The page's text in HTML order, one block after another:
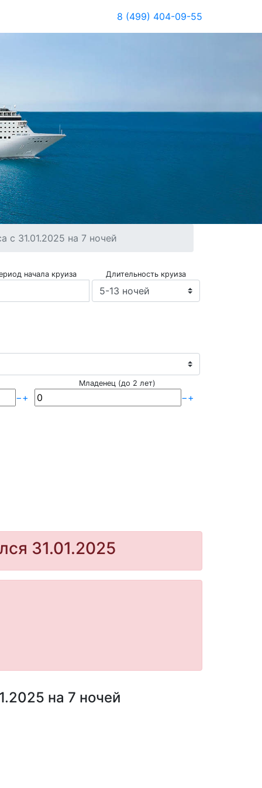
8 (499) 404-09-55
с 31.01.2025 на 7 ночей
начала круиза Длительность круиза
−+
Младенец (до 2 лет)
−+
31.01.2025
на 7 ночей